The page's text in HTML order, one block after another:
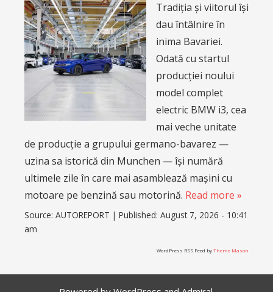
Tradiția și viitorul își
dau întâlnire în
inima Bavariei.
Odată cu startul
producției noului
model complet
electric BMW i3, cea
mai veche unitate
de producție a grupului germano-bavarez —
uzina sa istorică din Munchen — își numără
ultimele zile în care mai asamblează mașini cu
motoare pe benzină sau motorină. Read more »
Source: AUTOREPORT | Published: August 7, 2026 - 10:41
am
WordPress RSS Feed byTheme Mason